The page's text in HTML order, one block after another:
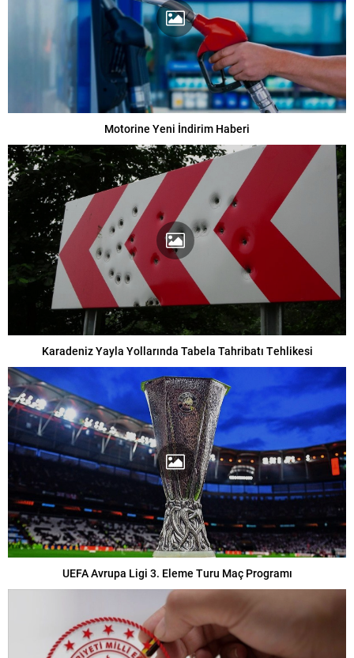
Motorine Yeni İndirim Haberi
Karadeniz Yayla Yollarında Tabela Tahribatı Tehlikesi
UEFA Avrupa Ligi 3. Eleme Turu Maç Programı